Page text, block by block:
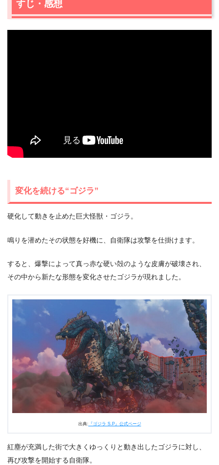
すじ・感想
変化を続ける“ゴジラ”
硬化して動きを止めた巨大怪獣・ゴジラ。
鳴りを潜めたその状態を好機に、自衛隊は攻撃を仕掛けます。
すると、爆撃によって真っ赤な硬い殻のような皮膚が破壊され、
その中から新たな形態を変化させたゴジラが現れました。
出典: 『ゴジラ S.P』公式ページ
紅塵が充満した街で大きくゆっくりと動き出したゴジラに対し、
再び攻撃を開始する自衛隊。